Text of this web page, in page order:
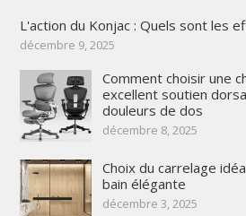
L'action du Konjac : Quels sont les
décembre 9, 2025
Comment choisir une
excellent soutien
douleurs de dos
décembre 8, 2025
Choix du carrelage
bain élégante
décembre 3, 2025